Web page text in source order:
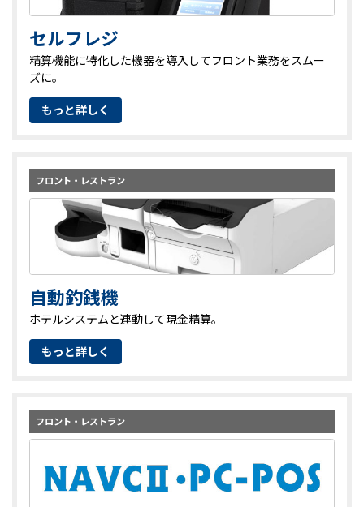
セルフレジ
精算機能に特化した機器を導入してフロント業務をスムー
ズに。
もっと詳しく
フロント・レストラン
自動釣銭機
ホテルシステムと連動して現金精算。
もっと詳しく
フロント・レストラン